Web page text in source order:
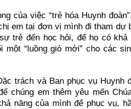
của việc “trẻ hóa Huynh
em tại đơn vị mình đi tham dự
trẻ đến học hỏi, để họ có khả
một “luồng gió mới” cho các
trách và Ban phục vụ Huynh
chúng em thêm yêu mến
năng của mình để phục vụ,